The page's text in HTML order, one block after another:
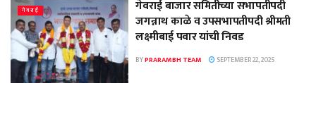
गेवराई
गेवराई बाजार समितीच्या सभापतीपदी
जगन्नाथ काळे व उपसभापतीपदी श्रीमती
लक्ष्मीबाई पवार यांची निवड
BYPRARAMBH TEAM SEPTEMBER 22, 2025